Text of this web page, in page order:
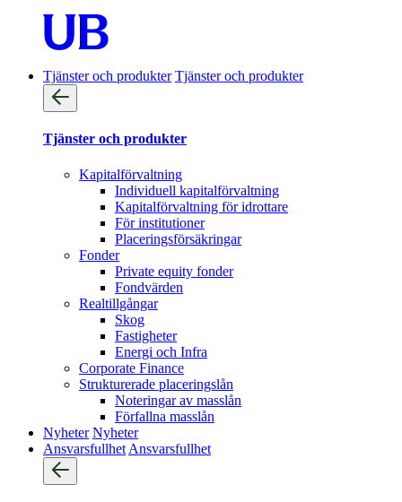
Tjänster och produkter Tjänster och produkter
Tjänster och produkter
Kapitalförvaltning
Individuell kapitalförvaltning
Kapitalförvaltning för idrottare
För institutioner
Placeringsförsäkringar
Fonder
Private equity fonder
Fondvärden
Realtillgångar
Skog
Fastigheter
Energi och Infra
Corporate Finance
Strukturerade placeringslån
Noteringar av masslån
Förfallna masslån
Nyheter Nyheter
Ansvarsfullhet Ansvarsfullhet